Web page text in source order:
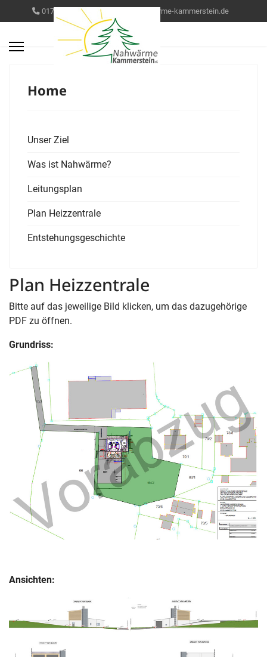
0172/ 868 84 77 info@nahwaerme-kammerstein.de
Home
Unser Ziel
Was ist Nahwärme?
Leitungsplan
Plan Heizzentrale
Entstehungsgeschichte
Plan Heizzentrale
Bitte auf das jeweilige Bild klicken, um das dazugehörige
PDF zu öffnen.
Grundriss:
Ansichten: